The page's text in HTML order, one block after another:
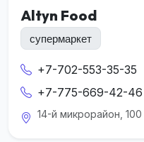
Altyn Food
супермаркет
+7-702-553-35-35
+7-775-669-42-46
14-й микрорайон, 100